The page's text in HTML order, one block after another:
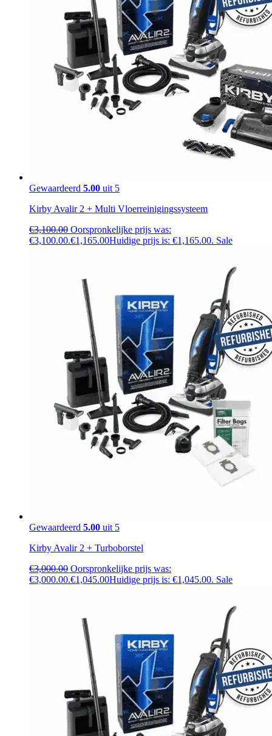
Gewaardeerd 5.00 uit 5
Kirby Avalir 2 + Multi Vloerreinigingssysteem
€3,100.00 Oorspronkelijke prijs was:
€3,100.00.€1,165.00Huidige prijs is: €1,165.00. Sale
Gewaardeerd 5.00 uit 5
Kirby Avalir 2 + Turboborstel
€3,000.00 Oorspronkelijke prijs was:
€3,000.00.€1,045.00Huidige prijs is: €1,045.00. Sale